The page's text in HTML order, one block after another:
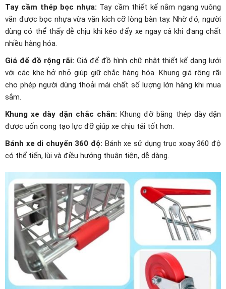
Tay cầm thép bọc nhựa: Tay cầm thiết kế nằm ngang vuông
vắn được bọc nhựa vừa vặn kích cỡ lòng bàn tay. Nhờ đó, người
dùng có thể thấy dễ chịu khi kéo đẩy xe ngay cả khi đang chất
nhiều hàng hóa.
Giá để đồ rộng rãi: Giá để đồ hình chữ nhật thiết kế dạng lưới
với các khe hở nhỏ giúp giữ chắc hàng hóa. Khung giá rộng rãi
cho phép người dùng thoải mái chất số lượng lớn hàng khi mua
sắm.
Khung xe dày dặn chắc chắn: Khung đỡ bằng thép dày dặn
được uốn cong tạo lực đỡ giúp xe chịu tải tốt hơn.
Bánh xe di chuyển 360 độ: Bánh xe sử dụng trục xoay 360 độ
có thể tiến, lùi và điều hướng thuận tiện, dễ dàng.